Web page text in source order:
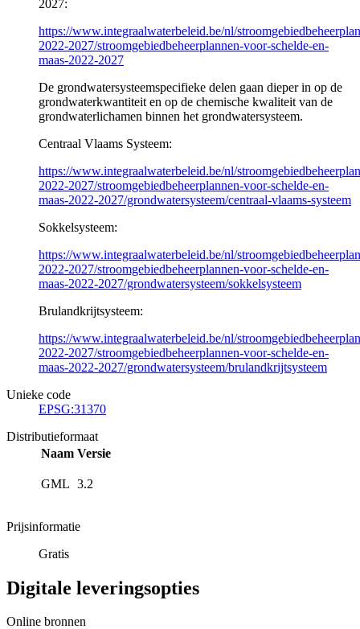
2027:
https://www.integraalwaterbeleid.be/nl/
2022-2027/stroomgebiedbeheerplannen-voor-schelde-en-
maas-2022-2027
De grondwatersysteemspecifieke delen gaan dieper in op de
grondwaterkwantiteit en op de chemische kwaliteit van de
grondwaterlichamen binnen het grondwatersysteem.
Centraal Vlaams Systeem:
https://www.integraalwaterbeleid.be/nl/
2022-2027/stroomgebiedbeheerplannen-voor-schelde-en-
maas-2022-2027/grondwatersysteem/centraal-vlaams-systeem
Sokkelsysteem:
https://www.integraalwaterbeleid.be/nl/
2022-2027/stroomgebiedbeheerplannen-voor-schelde-en-
maas-2022-2027/grondwatersysteem/sokkelsysteem
Brulandkrijtsysteem:
https://www.integraalwaterbeleid.be/nl/
2022-2027/stroomgebiedbeheerplannen-voor-schelde-en-
maas-2022-2027/grondwatersysteem/brulandkrijtsysteem
Unieke code
EPSG:31370
Distributieformaat
Naam Versie
GML 3.2
Prijsinformatie
Gratis
Digitale leveringsopties
Online bronnen